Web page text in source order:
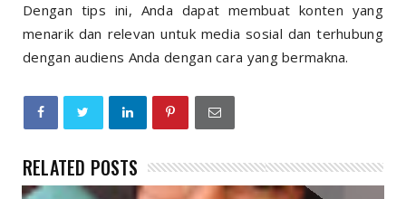
Dengan tips ini, Anda dapat membuat konten yang
menarik dan relevan untuk media sosial dan terhubung
dengan audiens Anda dengan cara yang bermakna.
RELATED POSTS